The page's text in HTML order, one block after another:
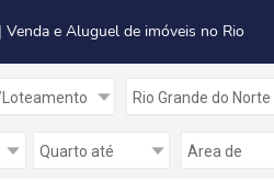
e Aluguel de imóveis no Rio